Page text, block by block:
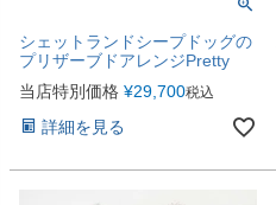
シェットランドシープドッグの
プリザーブドアレンジPretty
当店特別価格 ¥29,700税込
詳細を見る